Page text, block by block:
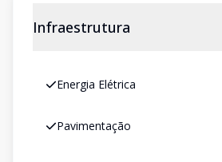
Infraestrutura
Energia Elétrica
Pavimentação